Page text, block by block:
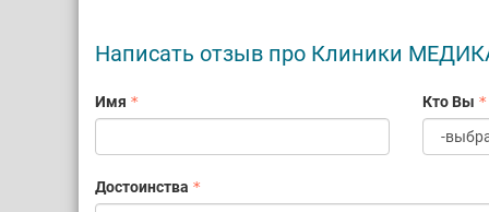
Наши
Написать отзыв про Клиники
Имя Кто Вы
Достоинства